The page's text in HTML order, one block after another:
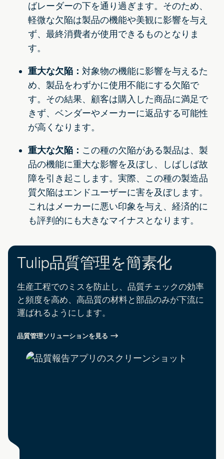
ばレーダーの下を通り過ぎます。そのため、
軽微な欠陥は製品の機能や美観に影響を与え
ず、最終消費者が使用できるものとなりま
す。
重大な欠陥： 対象物の機能に影響を与えるた
め、製品をわずかに使用不能にする欠陥で
す。その結果、顧客は購入した商品に満足で
きず、ベンダーやメーカーに返品する可能性
が高くなります。
重大な欠陥： この種の欠陥がある製品は、製
品の機能に重大な影響を及ぼし、しばしば故
障を引き起こします。実際、この種の製造品
質欠陥はエンドユーザーに害を及ぼします。
これはメーカーに悪い印象を与え、経済的に
も評判的にも大きなマイナスとなります。
Tulip品質管理を簡素化
生産工程でのミスを防止し、品質チェックの効率
と頻度を高め、高品質の材料と部品のみが下流に
運ばれるようにします。
品質管理ソリューションを見る